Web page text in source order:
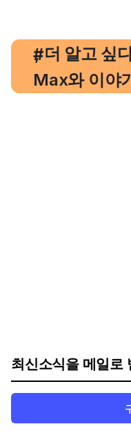
#
, 더 알고 싶
Max와 이야
최신소식을 메일로